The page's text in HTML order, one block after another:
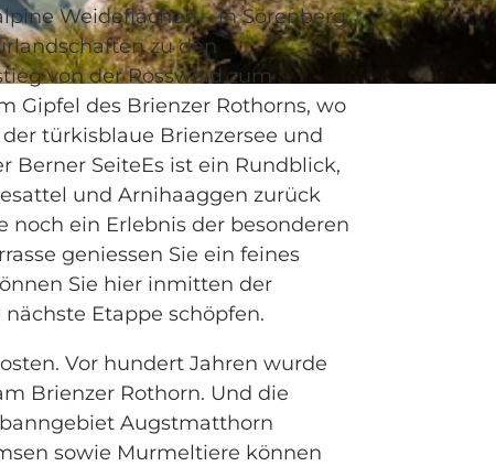
Weideflächen – in Sörenberg
zu den
von der Rossweid zum
Gipfel des Brienzer Rothorns, wo
türkisblaue Brienzersee und
SeiteEs ist ein Rundblick,
und Arnihaaggen zurück
noch ein Erlebnis der besonderen
geniessen Sie ein feines
Sie hier inmitten der
Etappe schöpfen.
Vor hundert Jahren wurde
Brienzer Rothorn. Und die
Augstmatthorn
sowie Murmeltiere können